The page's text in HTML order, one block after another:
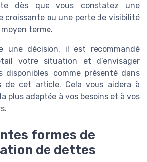
dès que vous constatez une
croissante ou une perte de visibilité
terme.
une décision, il est recommandé
votre situation et d’envisager
disponibles, comme présenté dans
de cet article. Cela vous aidera à
plus adaptée à vos besoins et à vos
formes de
de dettes